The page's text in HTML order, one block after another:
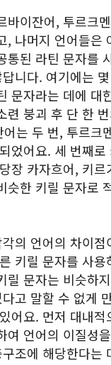
바이잔어, 투르크
, 나머지 언어들은
통된 라틴 문자를
니다. 여기에는
문자라는 데에 대
련 붕괴 후 단 한
는 두 번, 투르
었어요. 세 번째
장 카자흐어, 키
슷한 키릴 문자로
의 언어의 차이
키릴 문자를 사
릴 문자는 비슷하
고 말할 수 없게
어요. 먼저 대내
여 언어의 이질성
조에 해당한다는